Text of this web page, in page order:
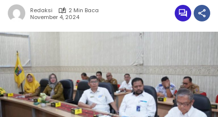
Redaksi
2 Min Baca
November 4, 2024